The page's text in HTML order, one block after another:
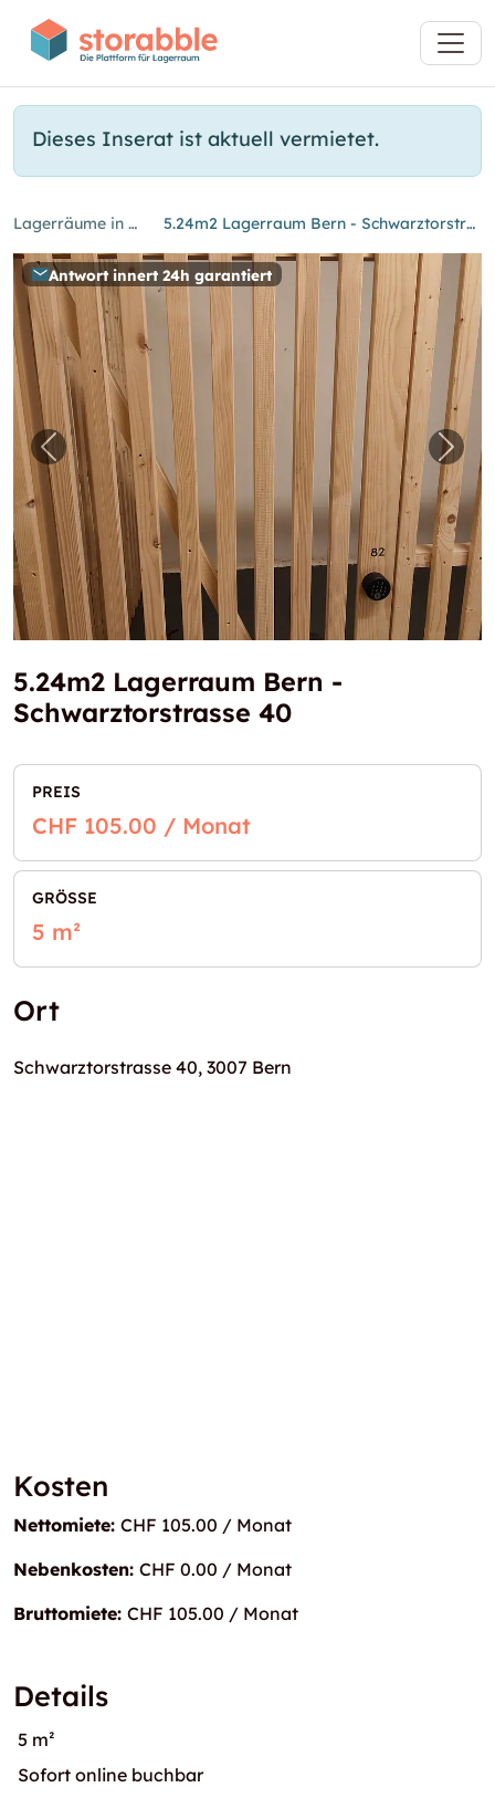
Dieses Inserat ist aktuell vermietet.
Lagerräume in Bern 5.24m2 Lagerraum Bern - Schwarztorstrasse 40
Antwort innert 24h garantiert
Vorheriges Bild für "5.24m2 Lagerraum Bern
5.24m2 Lagerraum Bern -
Schwarztorstrasse 40
PREIS
CHF 105.00 / Monat
GRÖSSE
5 m²
Ort
Schwarztorstrasse 40, 3007 Bern
Kosten
Nettomiete: CHF 105.00 / Monat
Nebenkosten: CHF 0.00 / Monat
Bruttomiete: CHF 105.00 / Monat
Details
5 m²
Sofort online buchbar